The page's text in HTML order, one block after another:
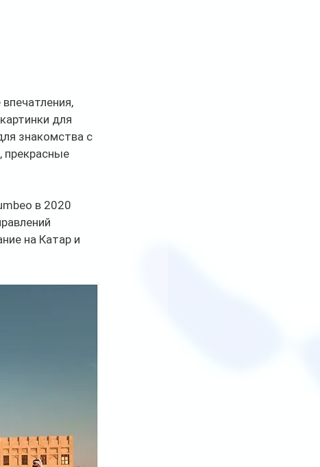
для
знакомства с
в 2020
на Катар и